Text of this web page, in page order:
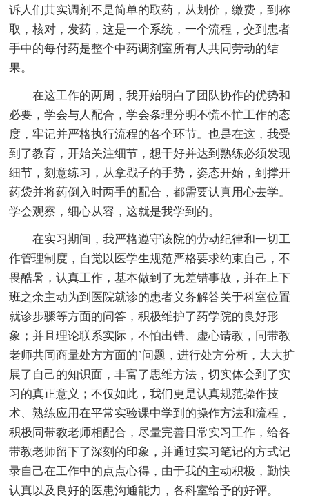
诉人们其实调剂不是简单的取药，从划价，缴费，到称
取，核对，发药，这是一个系统，一个流程，交到患者
手中的每付药是整个中药调剂室所有人共同劳动的结
果。
在这工作的两周，我开始明白了团队协作的优势和
必要，学会与人配合，学会条理分明不慌不忙工作的态
度，牢记并严格执行流程的各个环节。也是在这，我受
到了教育，开始关注细节，想干好并达到熟练必须发现
细节，刻意练习，从拿戥子的手势，姿态开始，到撑开
药袋并将药倒入时两手的配合，都需要认真用心去学。
学会观察，细心从容，这就是我学到的。
在实习期间，我严格遵守该院的劳动纪律和一切工
作管理制度，自觉以医学生规范严格要求约束自己，不
畏酷暑，认真工作，基本做到了无差错事故，并在上下
班之余主动为到医院就诊的患者义务解答关于科室位置
就诊步骤等方面的问答，积极维护了药学院的良好形
象；并且理论联系实际，不怕出错、虚心请教，同带教
老师共同商量处方方面的`问题，进行处方分析，大大扩
展了自己的知识面，丰富了思维方法，切实体会到了实
习的真正意义；不仅如此，我们更是认真规范操作技
术、熟练应用在平常实验课中学到的操作方法和流程，
积极同带教老师相配合，尽量完善日常实习工作，给各
带教老师留下了深刻的印象，并通过实习笔记的方式记
录自己在工作中的点点心得，由于我的主动积极，勤快
认真以及良好的医患沟通能力，各科室给予的好评。